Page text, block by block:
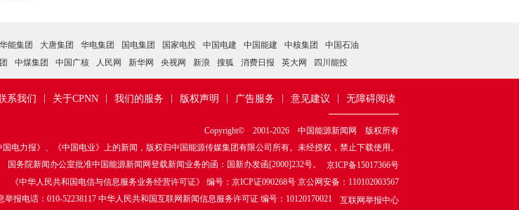
华能集团 大唐集团 华电集团 国电集团 国家电投 中国电建 中国能建 中核集团
中国石油
中煤集团 中国广核 人民网 新华网 央视网 新浪 搜狐 消费日报 英大网 四川能投
无障碍阅读
意见建议
广告服务
版权声明
我们的服务
关于CPNN
系我们
Copyright© 2001-2026 中国能源新闻网 版权所有
电力报》、《中国电业》上的新闻，版权归中国能源传媒集团有限公司所有。未经授权，禁止下载使用。
国务院新闻办公室批准中国能源新闻网登载新闻业务的函：国新办发函[2000]232号。
京ICP备15017366号
《中华人民共和国电信与信息服务业务经营许可证》 编号：京ICP证090268号 京公网安备：110102003567
举报电话：010-52238117 中华人民共和国互联网新闻信息服务许可证 编号：10120170021
互联网举报中心